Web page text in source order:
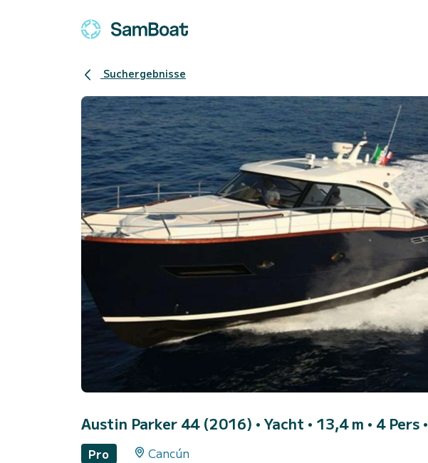
Suchergebnisse
Austin Parker 44 (2016) • Yacht • 13,4 m • 4 Pers •
Pro Cancún